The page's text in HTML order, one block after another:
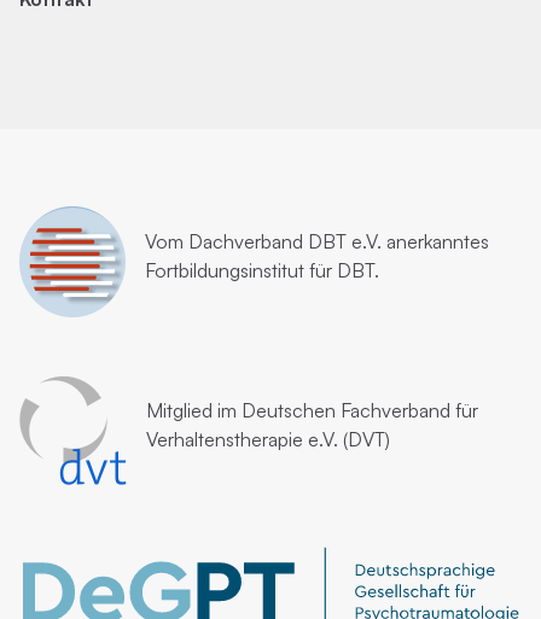
Vom Dachverband DBT e.V. anerkanntes
Fortbildungsinstitut für DBT.
Mitglied im Deutschen Fachverband für
Verhaltenstherapie e.V. (DVT)